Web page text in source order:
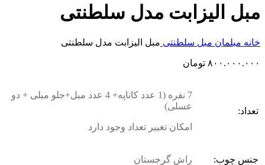
مبل الیزابت مدل سلطنتی
خانه مبلمان مبل سلطنتی مبل الیزابت مدل سلطنتی
۸۰۰.۰۰۰.۰۰۰ تومان
تعداد:
7 نفره (1 عدد کاناپه+ 4 عدد مبل+جلو مبلی + دو
عسلی)
امکان تغییر تعداد وجود دارد
جنس چوب: راش گرجستان